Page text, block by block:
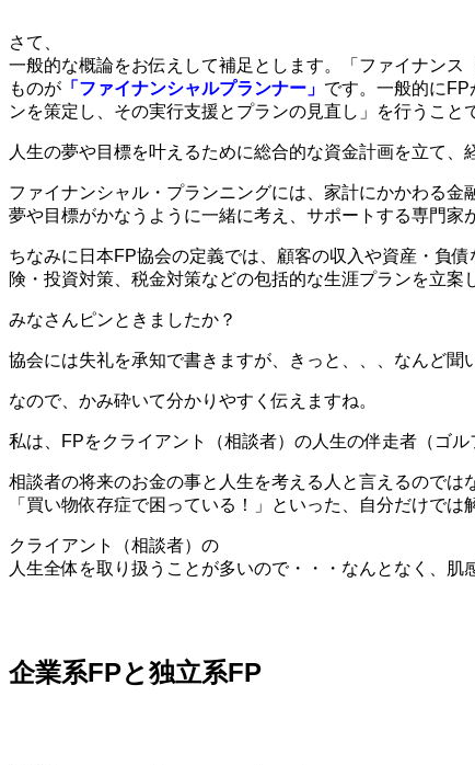
さて、
一般的な概論をお伝えして補足とします。「ファイナン
ものが 「ファイナンシャルプランナー」 です。一般的に
ンを策定し、その実行支援とプランの見直し」を行うこと
人生の夢や目標を叶えるために総合的な資金計画を立て、
ファイナンシャル・プランニングには、家計にかかわる
夢や目標がかなうように一緒に考え、サポートする専門家
ちなみに日本FP協会の定義では、顧客の収入や資産・負
険・投資対策、税金対策などの包括的な生涯プランを立
みなさんピンときましたか？
協会には失礼を承知で書きますが、きっと、、、なんど聞
なので、かみ砕いて分かりやすく伝えますね。
私は、FPをクライアント（相談者）の人生の伴走者（ゴ
相談者の将来のお金の事と人生を考える人と言えるので
「買い物依存症で困っている！」といった、自分だけで
クライアント（相談者）の
人生全体を取り扱うことが多いので・・・なんとなく、肌
企業系FPと独立系FP